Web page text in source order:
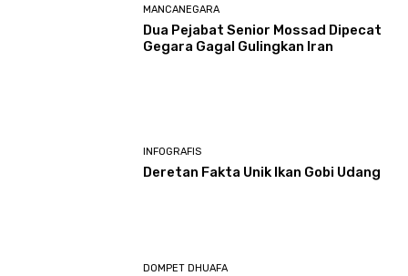
MANCANEGARA
Dua Pejabat Senior Mossad Dipecat
Gegara Gagal Gulingkan Iran
INFOGRAFIS
Deretan Fakta Unik Ikan Gobi Udang
DOMPET DHUAFA